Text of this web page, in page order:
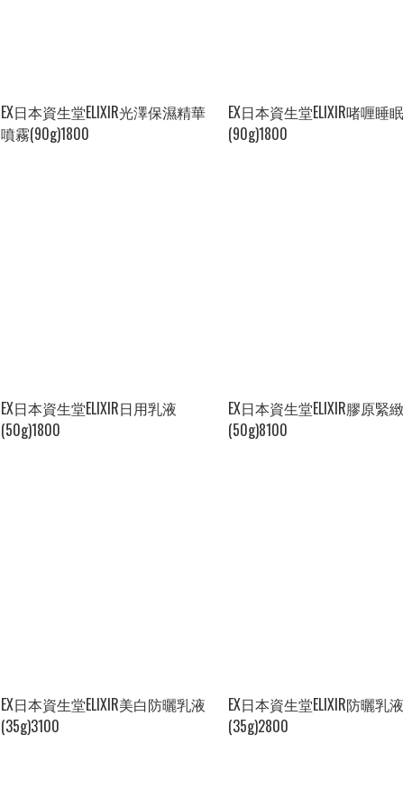
EX日本資生堂ELIXIR光澤保濕精華
噴霧(90g)1800
EX日本資生堂ELIXIR啫喱睡
(90g)1800
EX日本資生堂ELIXIR日用乳液
(50g)1800
EX日本資生堂ELIXIR膠原緊
(50g)8100
EX日本資生堂ELIXIR美白防曬乳液
(35g)3100
EX日本資生堂ELIXIR防曬乳液
(35g)2800